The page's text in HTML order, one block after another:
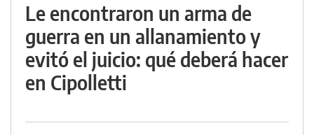
Le encontraron un arma de
guerra en un allanamiento y
evitó el juicio: qué deberá hacer
en Cipolletti